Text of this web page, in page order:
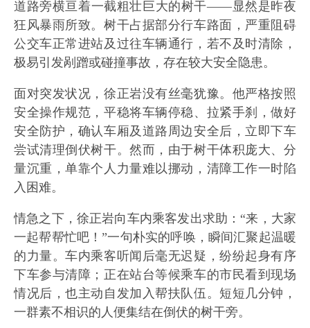
道路旁横亘着一截粗壮巨大的树干——显然是昨夜
狂风暴雨所致。树干占据部分行车路面，严重阻碍
公交车正常进站及过往车辆通行，若不及时清除，
极易引发剐蹭或碰撞事故，存在较大安全隐患。
面对突发状况，徐正岩没有丝毫犹豫。他严格按照
安全操作规范，平稳将车辆停稳、拉紧手刹，做好
安全防护，确认车厢及道路周边安全后，立即下车
尝试清理倒伏树干。然而，由于树干体积庞大、分
量沉重，单靠个人力量难以挪动，清障工作一时陷
入困难。
情急之下，徐正岩向车内乘客发出求助：“来，大家
一起帮帮忙吧！”一句朴实的呼唤，瞬间汇聚起温暖
的力量。车内乘客听闻后毫无迟疑，纷纷起身有序
下车参与清障；正在站台等候乘车的市民看到现场
情况后，也主动自发加入帮扶队伍。短短几分钟，
一群素不相识的人便集结在倒伏的树干旁。